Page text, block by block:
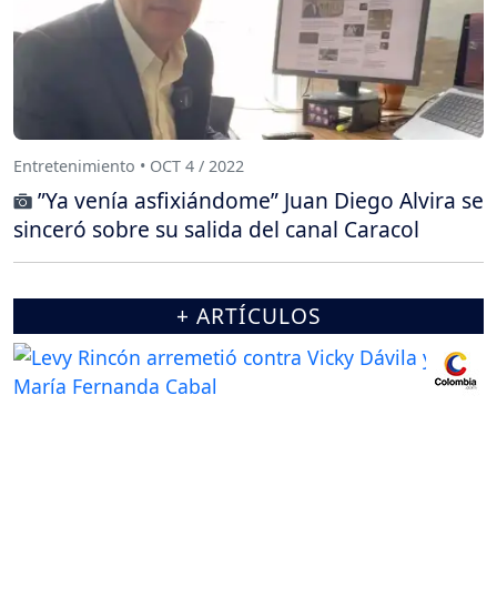
Entretenimiento • OCT 4 / 2022
”Ya venía asfixiándome” Juan Diego Alvira se
sinceró sobre su salida del canal Caracol
+ ARTÍCULOS